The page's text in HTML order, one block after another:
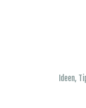
Ideen,